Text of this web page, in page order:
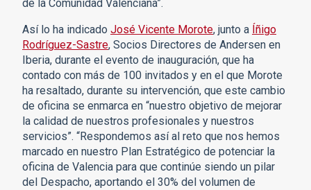
de la Comunidad Valenciana”.
Así lo ha indicado José Vicente Morote, junto a Íñigo
Rodríguez-Sastre, Socios Directores de Andersen en
Iberia, durante el evento de inauguración, que ha
contado con más de 100 invitados y en el que Morote
ha resaltado, durante su intervención, que este cambio
de oficina se enmarca en “nuestro objetivo de mejorar
la calidad de nuestros profesionales y nuestros
servicios”. “Respondemos así al reto que nos hemos
marcado en nuestro Plan Estratégico de potenciar la
oficina de Valencia para que continúe siendo un pilar
del Despacho, aportando el 30% del volumen de